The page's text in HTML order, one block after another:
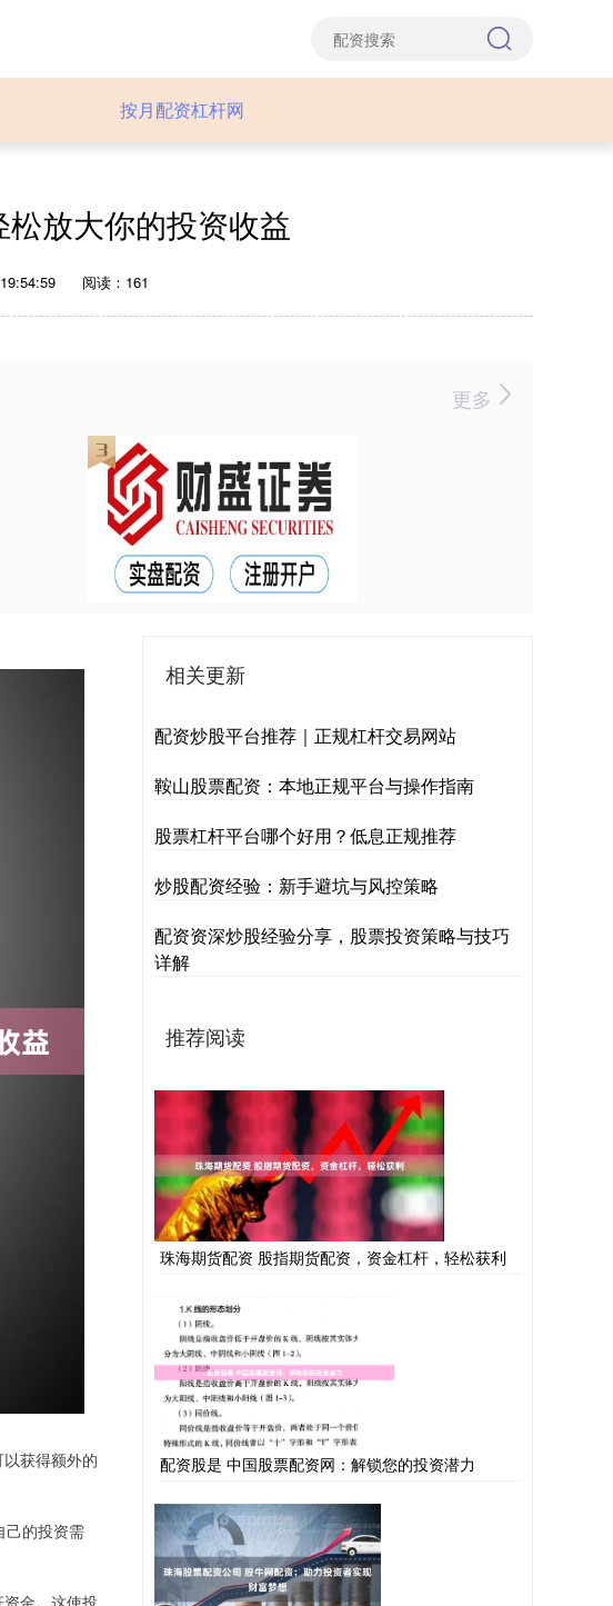
按月配资杠杆网
放大你的投资收益
阅读：161
更多
获得额外的
己的投资需
金。这使投
相关更新
配资炒股平台推荐｜正规杠杆交易网站
鞍山股票配资：本地正规平台与操作指南
股票杠杆平台哪个好用？低息正规推荐
炒股配资经验：新手避坑与风控策略
配资资深炒股经验分享，股票投资策略与技巧
详解
推荐阅读
珠海期货配资 股指期货配资，资金杠杆，轻松获利
配资股是 中国股票配资网：解锁您的投资潜力